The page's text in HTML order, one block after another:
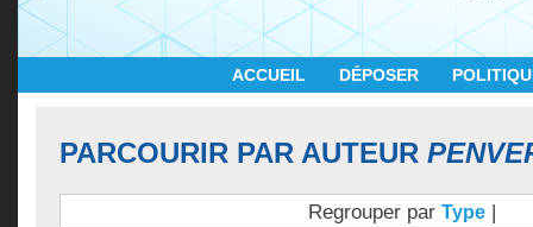
ACCUEIL DÉPOSER
PARCOURIR PAR AUTEUR
Regrouper par Type |